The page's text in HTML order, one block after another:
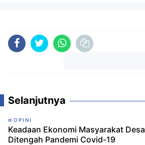
Selanjutnya
OPINI
Keadaan Ekonomi Masyarakat Desa
Ditengah Pandemi Covid-19